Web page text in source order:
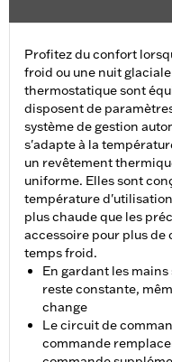
Profitez du confort
froid ou une nuit
thermostatique sont
disposent de
système de gestion
s'adapte à la
un revêtement
uniforme. Elles sont
température
plus chaude que les
accessoire pour plus
temps froid.
En gardant les
reste constante,
change
Le circuit de
commande